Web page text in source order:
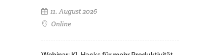
11. August 2026
Online